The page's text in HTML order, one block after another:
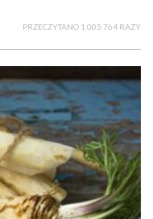
PRZECZYTANO 1 005 764 RAZY